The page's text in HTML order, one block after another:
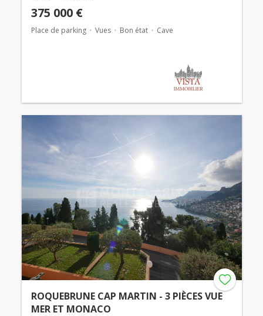
375 000 €
Place de parking Vues Bon état Cave
ROQUEBRUNE CAP MARTIN - 3 PIÈCES VUE
MER ET MONACO